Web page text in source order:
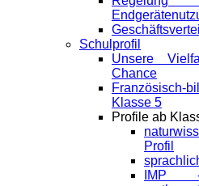
Schulprofil
Unsere
Chance
Klasse 5
Profile ab
Profil
IMP -